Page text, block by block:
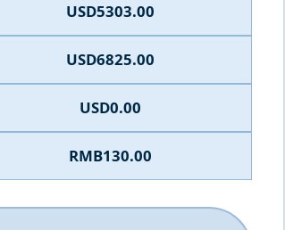
USD5303.00
USD6825.00
USD0.00
RMB130.00